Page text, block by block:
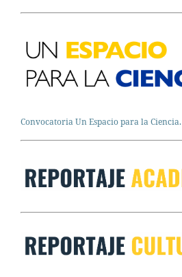
Convocatoria Un Espacio para la Ciencia.